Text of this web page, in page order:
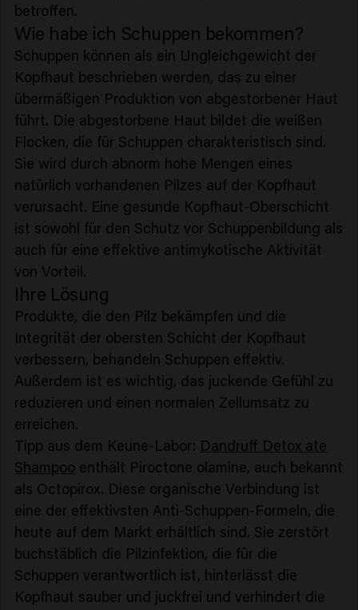
betroffen.
Wie habe ich Schuppen bekommen?
Schuppen können als ein Ungleichgewicht der
Kopfhaut beschrieben werden, das zu einer
übermäßigen Produktion von abgestorbener Haut
führt. Die abgestorbene Haut bildet die weißen
Flocken, die für Schuppen charakteristisch sind.
Sie wird durch abnorm hohe Mengen eines
natürlich vorhandenen Pilzes auf der Kopfhaut
verursacht. Eine gesunde Kopfhaut-Oberschicht
ist sowohl für den Schutz vor Schuppenbildung als
auch für eine effektive antimykotische Aktivität
von Vorteil.
Ihre Lösung
Produkte, die den Pilz bekämpfen und die
Integrität der obersten Schicht der Kopfhaut
verbessern, behandeln Schuppen effektiv.
Außerdem ist es wichtig, das juckende Gefühl zu
reduzieren und einen normalen Zellumsatz zu
erreichen.
Tipp aus dem Keune-Labor: Dandruff Detox ate
Shampoo enthält Piroctone olamine, auch bekannt
als Octopirox. Diese organische Verbindung ist
eine der effektivsten Anti-Schuppen-Formeln, die
heute auf dem Markt erhältlich sind. Sie zerstört
buchstäblich die Pilzinfektion, die für die
Schuppen verantwortlich ist, hinterlässt die
Kopfhaut sauber und juckfrei und verhindert die